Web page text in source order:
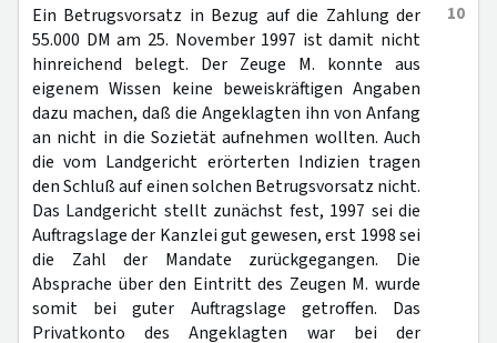
10
Ein Betrugsvorsatz in Bezug auf die Zahlung der
55.000 DM am 25. November 1997 ist damit nicht
hinreichend belegt. Der Zeuge M. konnte aus
eigenem Wissen keine beweiskräftigen Angaben
dazu machen, daß die Angeklagten ihn von Anfang
an nicht in die Sozietät aufnehmen wollten. Auch
die vom Landgericht erörterten Indizien tragen
den Schluß auf einen solchen Betrugsvorsatz nicht.
Das Landgericht stellt zunächst fest, 1997 sei die
Auftragslage der Kanzlei gut gewesen, erst 1998 sei
die Zahl der Mandate zurückgegangen. Die
Absprache über den Eintritt des Zeugen M. wurde
somit bei guter Auftragslage getroffen. Das
Privatkonto des Angeklagten war bei der